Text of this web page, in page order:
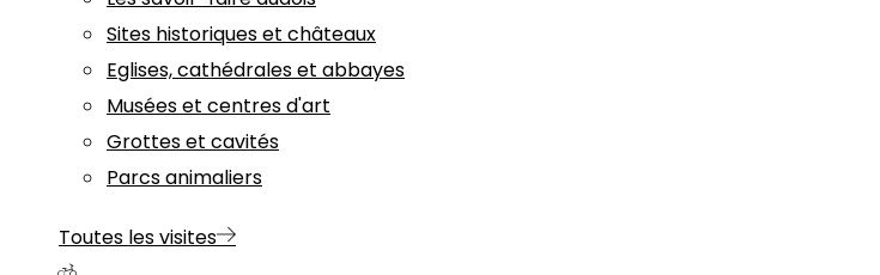
Sites historiques et châteaux
Eglises, cathédrales et abbayes
Musées et centres d'art
Grottes et cavités
Parcs animaliers
Toutes les visites